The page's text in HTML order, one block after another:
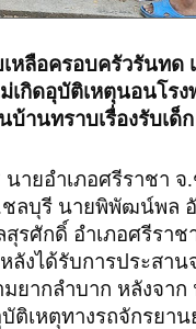
หลือครอบครัวรันทด
เกิดอุบัติเหตุนอนโร
านทราบเรื่องรับเด็ก
ายอำเภอศรีราชา
ชลบุรี นายพิพัฒน์พล
สุรศักดิ์ อำเภอศรีราช
ลังได้รับการประสาน
ยากลำบาก หลังจาก
เหตุทางรถจักรยา